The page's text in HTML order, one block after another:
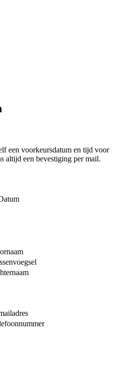
een voorkeursdatum en tijd voor
altijd een bevestiging per mail.